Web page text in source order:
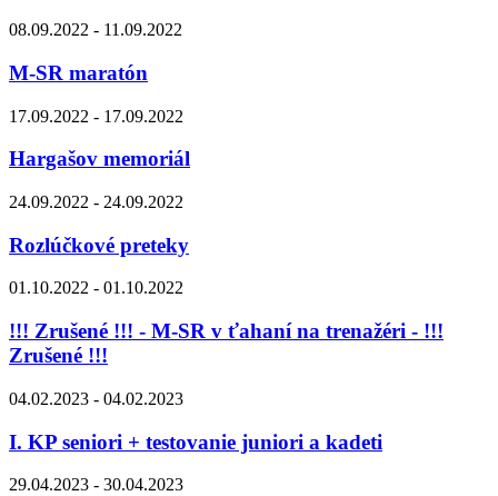
08.09.2022 - 11.09.2022
M-SR maratón
17.09.2022 - 17.09.2022
Hargašov memoriál
24.09.2022 - 24.09.2022
Rozlúčkové preteky
01.10.2022 - 01.10.2022
!!! Zrušené !!! - M-SR v ťahaní na trenažéri - !!!
Zrušené !!!
04.02.2023 - 04.02.2023
I. KP seniori + testovanie juniori a kadeti
29.04.2023 - 30.04.2023